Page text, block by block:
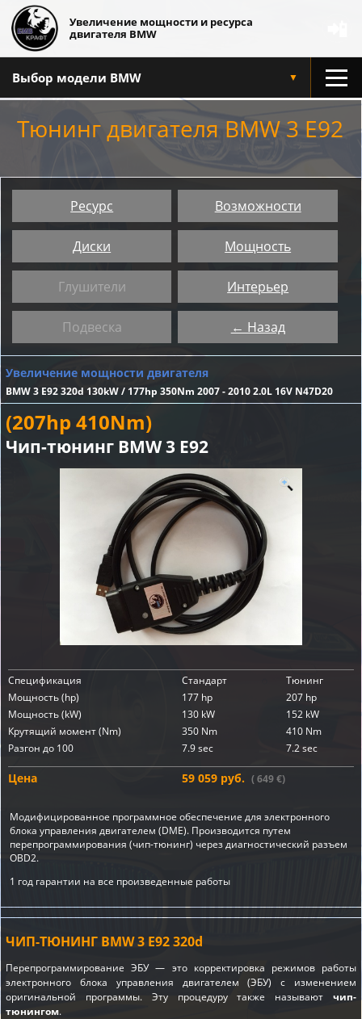
Увеличение мощности и ресурса
двигателя BMW
Выбор модели BMW ▼
Тюнинг двигателя BMW 3 E92
Ресурс Возможности
Диски Мощность
Глушители Интерьер
Подвеска ← Назад
Увеличение мощности двигателя
BMW 3 E92 320d 130kW / 177hp 350Nm 2007 - 2010 2.0L 16V N47D20
(207hp 410Nm)
Чип-тюнинг BMW 3 E92
Спецификация Стандарт
Тюнинг
Мощность (hp)
177 hp
207 hp
Мощность (kW)
130 kW
152 kW
Крутящий момент (Nm)
350 Nm
410 Nm
Разгон до 100
7.9 sec 7.2 sec
Цена 59 059 руб. ( 649 €)
Модифицированное программное обеспечение для электронного
блока управления двигателем (DME). Производится путем
перепрограммирования (чип-тюнинг) через диагностический разъем
OBD2.
1 год гарантии на все произведенные работы
ЧИП-ТЮНИНГ BMW 3 E92 320d
Перепрограммирование ЭБУ — это корректировка режимов работы
электронного блока управления двигателем (ЭБУ) с изменением
оригинальной программы. Эту процедуру также называют чип-
тюнингом.